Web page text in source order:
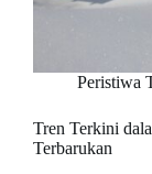
Peristiwa
Tren Terkini
Terbarukan